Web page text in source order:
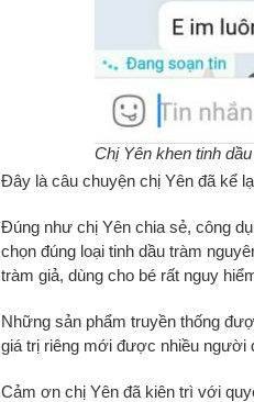
Chị Yên khen tinh
Đây là câu chuyện chị Yên đã kể
Đúng như chị Yên chia sẻ, công
chọn đúng loại tinh dầu tràm
tràm giả, dùng cho bé rất nguy
Những sản phẩm truyền thống
giá trị riêng mới được nhiều người
Cảm ơn chị Yên đã kiên trì với